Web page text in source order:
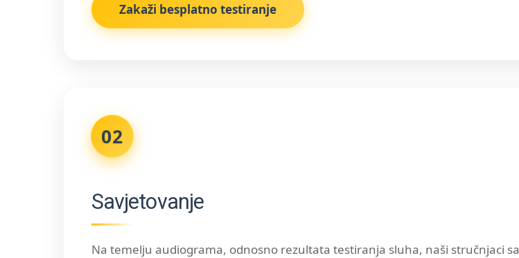
Zakaži besplatno testiranje
02
Savjetovanje
Na temelju audiograma, odnosno rezultata testiranja sluha, naši stručnjaci